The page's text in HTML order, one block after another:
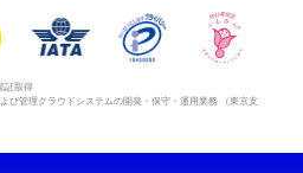
証取得
び管理クラウドシステムの開発・保守・運用業務 （東京支